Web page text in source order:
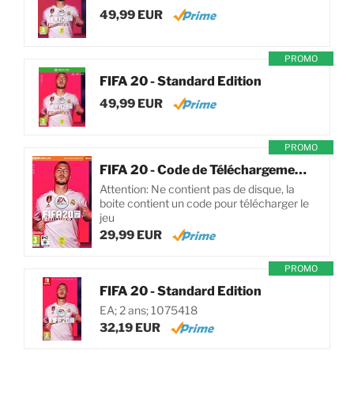
49,99 EUR
PROMO
FIFA 20 - Standard Edition
49,99 EUR
PROMO
FIFA 20 - Code de Téléchargement pour PC
Attention: Ne contient pas de disque, la
boite contient un code pour télécharger le
jeu
29,99 EUR
PROMO
FIFA 20 - Standard Edition
EA; 2 ans; 1075418
32,19 EUR